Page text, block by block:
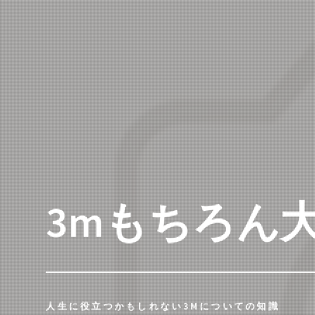
3mもちろん
人生に役立つかもしれない3Mについての知識